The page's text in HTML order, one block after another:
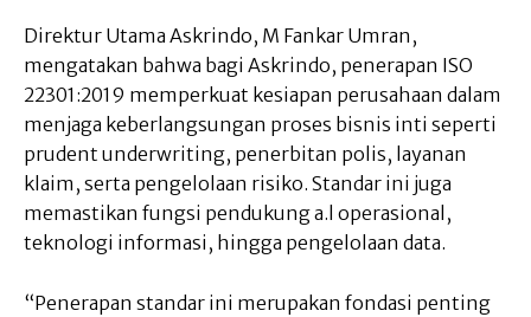
Direktur Utama Askrindo, M Fankar Umran,
mengatakan bahwa bagi Askrindo, penerapan ISO
22301:2019 memperkuat kesiapan perusahaan dalam
menjaga keberlangsungan proses bisnis inti seperti
prudent underwriting, penerbitan polis, layanan
klaim, serta pengelolaan risiko. Standar ini juga
memastikan fungsi pendukung a.l operasional,
teknologi informasi, hingga pengelolaan data.
“Penerapan standar ini merupakan fondasi penting